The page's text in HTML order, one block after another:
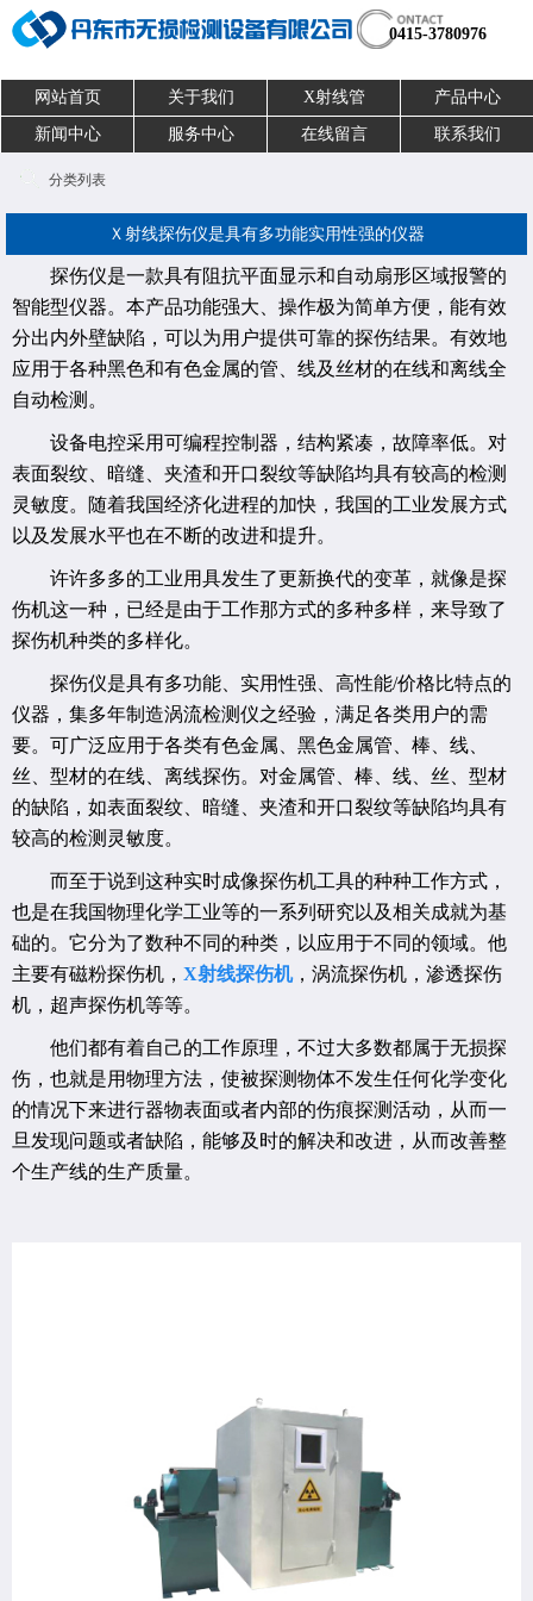
0415-3780976
网站首页 关于我们 X射线管 产品中心
新闻中心 服务中心 在线留言 联系我们
分类列表
Ｘ射线探伤仪是具有多功能实用性强的仪器
探伤仪是一款具有阻抗平面显示和自动扇形区域报警的
智能型仪器。本产品功能强大、操作极为简单方便，能有效
分出内外壁缺陷，可以为用户提供可靠的探伤结果。有效地
应用于各种黑色和有色金属的管、线及丝材的在线和离线全
自动检测。
设备电控采用可编程控制器，结构紧凑，故障率低。对
表面裂纹、暗缝、夹渣和开口裂纹等缺陷均具有较高的检测
灵敏度。随着我国经济化进程的加快，我国的工业发展方式
以及发展水平也在不断的改进和提升。
许许多多的工业用具发生了更新换代的变革，就像是探
伤机这一种，已经是由于工作那方式的多种多样，来导致了
探伤机种类的多样化。
探伤仪是具有多功能、实用性强、高性能/价格比特点的
仪器，集多年制造涡流检测仪之经验，满足各类用户的需
要。可广泛应用于各类有色金属、黑色金属管、棒、线、
丝、型材的在线、离线探伤。对金属管、棒、线、丝、型材
的缺陷，如表面裂纹、暗缝、夹渣和开口裂纹等缺陷均具有
较高的检测灵敏度。
而至于说到这种实时成像探伤机工具的种种工作方式，
也是在我国物理化学工业等的一系列研究以及相关成就为基
础的。它分为了数种不同的种类，以应用于不同的领域。他
主要有磁粉探伤机， X射线探伤机，涡流探伤机，渗透探伤
机，超声探伤机等等。
他们都有着自己的工作原理，不过大多数都属于无损探
伤，也就是用物理方法，使被探测物体不发生任何化学变化
的情况下来进行器物表面或者内部的伤痕探测活动，从而一
旦发现问题或者缺陷，能够及时的解决和改进，从而改善整
个生产线的生产质量。